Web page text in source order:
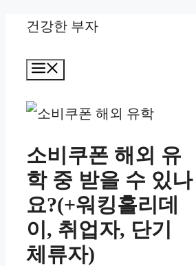
Skip
content
건강한 부자
소비쿠폰 해외 유
학 중 받을 수 있나
요?(+워킹홀리데
이, 취업자, 단기
체류자)